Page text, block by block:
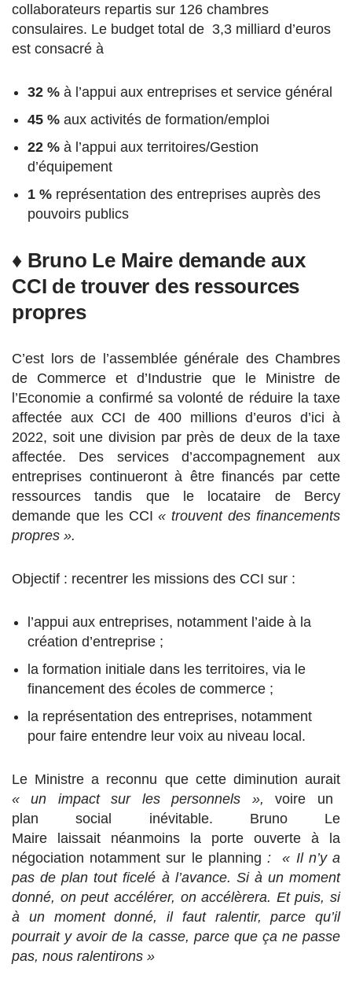
collaborateurs repartis sur 126 chambres
consulaires. Le budget total de 3,3 milliard d’euros
est consacré à
32 % à l’appui aux entreprises et service général
45 % aux activités de formation/emploi
22 % à l’appui aux territoires/Gestion
d’équipement
1 % représentation des entreprises auprès des
pouvoirs publics
♦ Bruno Le Maire demande aux
CCI de trouver des ressources
propres
C’est lors de l’assemblée générale des Chambres
de Commerce et d’Industrie que le Ministre de
l’Economie a confirmé sa volonté de réduire la taxe
affectée aux CCI de 400 millions d’euros d’ici à
2022, soit une division par près de deux de la taxe
affectée. Des services d’accompagnement aux
entreprises continueront à être financés par cette
ressources tandis que le locataire de Bercy
demande que les CCI « trouvent des financements
propres ».
Objectif : recentrer les missions des CCI sur :
l’appui aux entreprises, notamment l’aide à la
création d’entreprise ;
la formation initiale dans les territoires, via le
financement des écoles de commerce ;
la représentation des entreprises, notamment
pour faire entendre leur voix au niveau local.
Le Ministre a reconnu que cette diminution aurait
« un impact sur les personnels »,voire un
plan social inévitable. Bruno Le
Maire laissait néanmoins la porte ouverte à la
négociation notamment sur le planning :
« Il n’y a
pas de plan tout ficelé à l’avance. Si à un moment
donné, on peut accélérer, on accélèrera. Et puis, si
à un moment donné, il faut ralentir, parce qu’il
pourrait y avoir de la casse, parce que ça ne passe
pas, nous ralentirons »